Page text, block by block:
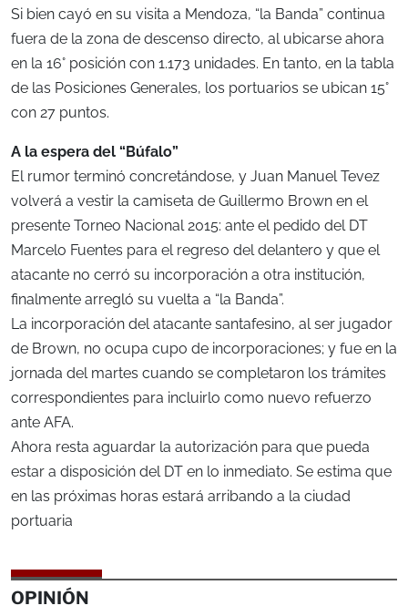
Si bien cayó en su visita a Mendoza, “la Banda” continua
fuera de la zona de descenso directo, al ubicarse ahora
en la 16° posición con 1.173 unidades. En tanto, en la tabla
de las Posiciones Generales, los portuarios se ubican 15°
con 27 puntos.
A la espera del “Búfalo”
El rumor terminó concretándose, y Juan Manuel Tevez
volverá a vestir la camiseta de Guillermo Brown en el
presente Torneo Nacional 2015: ante el pedido del DT
Marcelo Fuentes para el regreso del delantero y que el
atacante no cerró su incorporación a otra institución,
finalmente arregló su vuelta a “la Banda”.
La incorporación del atacante santafesino, al ser jugador
de Brown, no ocupa cupo de incorporaciones; y fue en la
jornada del martes cuando se completaron los trámites
correspondientes para incluirlo como nuevo refuerzo
ante AFA.
Ahora resta aguardar la autorización para que pueda
estar a disposición del DT en lo inmediato. Se estima que
en las próximas horas estará arribando a la ciudad
portuaria
OPINIÓN